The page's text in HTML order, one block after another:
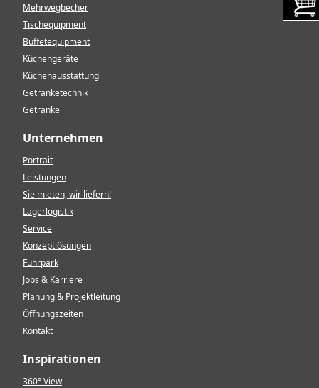
Mehrwegbecher
Tischequipment
Buffetequipment
Küchengeräte
Küchenausstattung
Getränketechnik
Getränke
Unternehmen
Portrait
Leistungen
Sie mieten, wir liefern!
Lagerlogistik
Service
Konzeptlösungen
Fuhrpark
Jobs & Karriere
Planung & Projektleitung
Öffnungszeiten
Kontakt
Inspirationen
360° View